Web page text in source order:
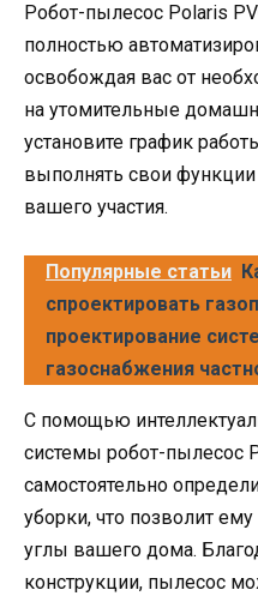
Робот-пылесос Polaris
полностью
освобождая вас от
на утомительные
установите график
выполнять свои
вашего участия.
Популярные статьи
спроектировать
проектирование
газоснабжения
С помощью
системы робот-пылесос
самостоятельно
уборки, что позволит
углы вашего дома.
конструкции, пылесос